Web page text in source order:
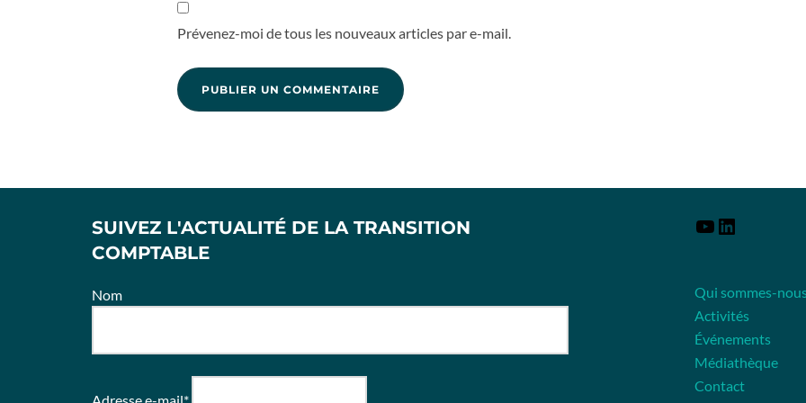
Prévenez-moi de tous les nouveaux articles par e-mail.
SUIVEZ L'ACTUALITÉ DE LA TRANSITION
COMPTABLE
Nom
Qui sommes-
Activités
Événements
Médiathèque
Contact